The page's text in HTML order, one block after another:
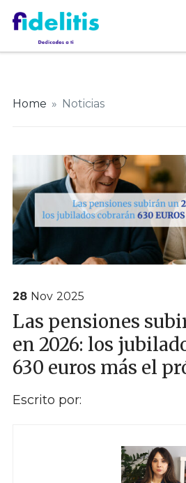
Home » Noticias
28 Nov 2025
Las pensiones
en 2026: los
630 euros más el
Escrito por: